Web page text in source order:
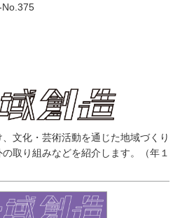
No.375
文化・芸術活動を通じた地域づくり
取り組みなどを紹介します。（年１